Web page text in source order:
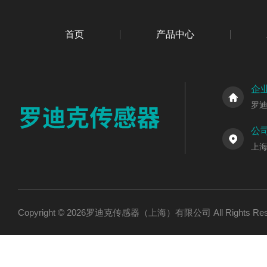
首页 产品中心
企
罗
公
上
Copyright © 2026罗迪克传感器（上海）有限公司 All Rights